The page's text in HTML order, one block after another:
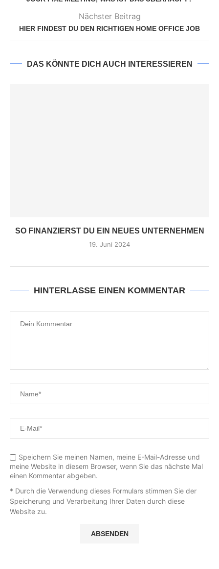
Nächster Beitrag
HIER FINDEST DU DEN RICHTIGEN HOME OFFICE JOB
DAS KÖNNTE DICH AUCH INTERESSIEREN
SO FINANZIERST DU EIN NEUES UNTERNEHMEN
19. Juni 2024
HINTERLASSE EINEN KOMMENTAR
Speichern Sie meinen Namen, meine E-Mail-Adresse und
meine Website in diesem Browser, wenn Sie das nächste Mal
einen Kommentar abgeben.
* Durch die Verwendung dieses Formulars stimmen Sie der
Speicherung und Verarbeitung Ihrer Daten durch diese
Website zu.